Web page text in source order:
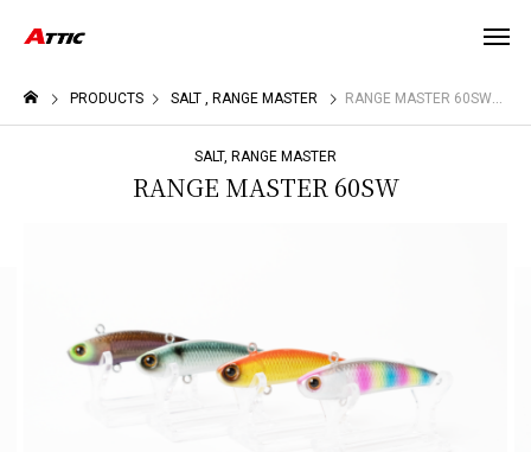
PRODUCTS SALT RANGE MASTER RANGE MASTER 60SW
SALT RANGE MASTER
RANGE MASTER 60SW